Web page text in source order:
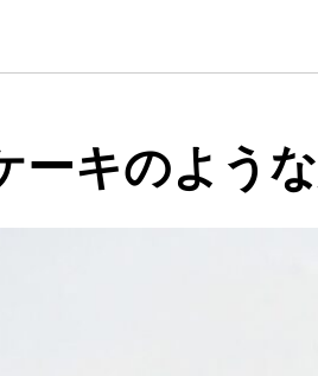
ーキのよう